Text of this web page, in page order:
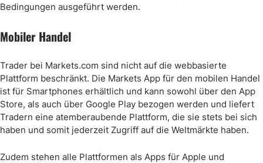
Bedingungen ausgeführt werden.
Mobiler Handel
Trader bei Markets.com sind nicht auf die webbasierte
Plattform beschränkt. Die Markets App für den mobilen Handel
ist für Smartphones erhältlich und kann sowohl über den App
Store, als auch über Google Play bezogen werden und liefert
Tradern eine atemberaubende Plattform, die sie stets bei sich
haben und somit jederzeit Zugriff auf die Weltmärkte haben.
Zudem stehen alle Plattformen als Apps für Apple und